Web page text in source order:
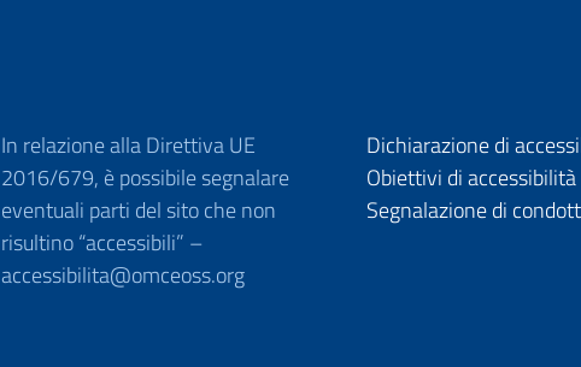
In relazione alla Direttiva UE
2016/679, è possibile segnalare
eventuali parti del sito che non
risultino “accessibili” –
accessibilita@omceoss.org
Dichiarazione di
Obiettivi di accessibilità
Segnalazione di